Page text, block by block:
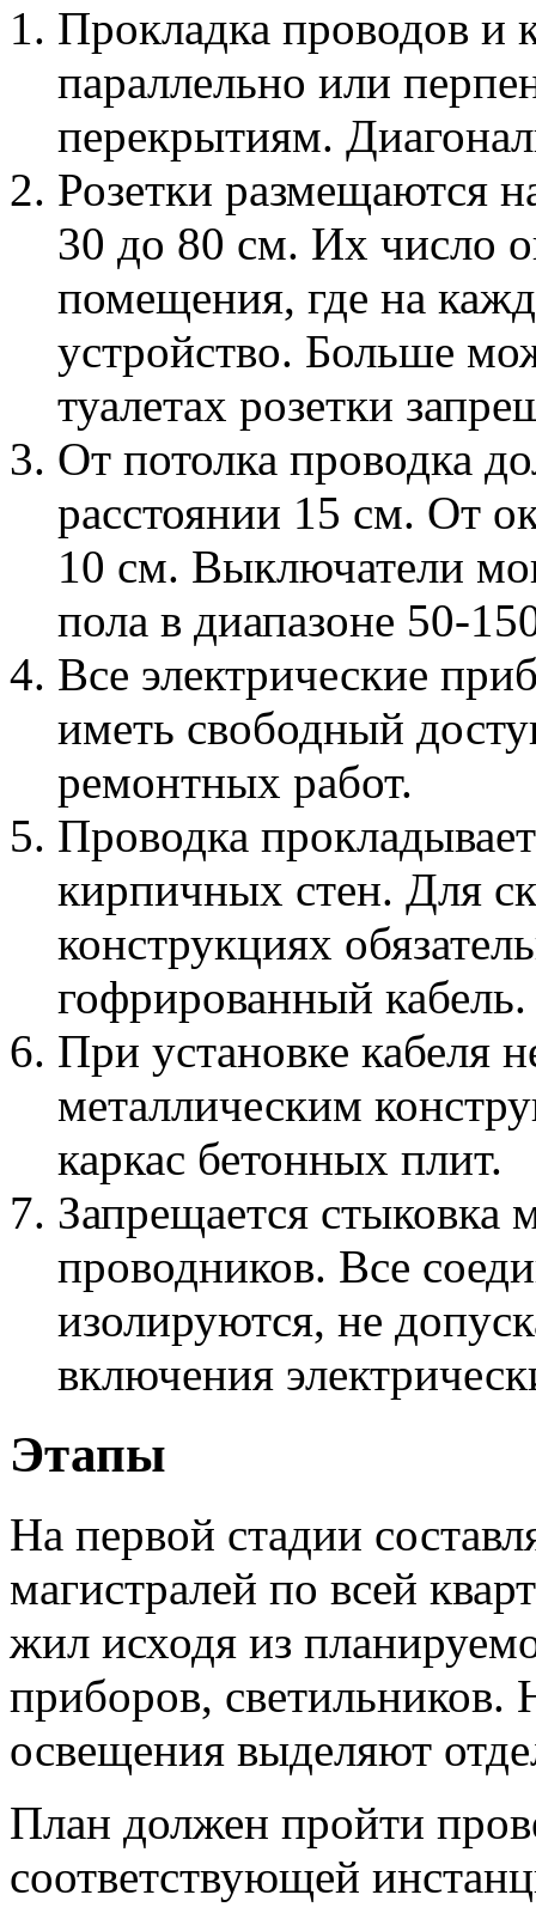
Прокладка проводов и
параллельно или
перекрытиям.
Розетки размещаются
30 до 80 см. Их число
помещения, где на
устройство. Больше
туалетах розетки
От потолка проводка
расстоянии 15 см. От
10 см. Выключатели
пола в диапазоне 50-
Все электрические
иметь свободный
ремонтных работ.
Проводка
кирпичных стен. Для
конструкциях
гофрированный кабель.
При установке кабеля
металлическим
каркас бетонных плит.
Запрещается
проводников. Все
изолируются, не
включения
Этапы
На первой стадии
магистралей по всей
жил исходя из
приборов, светильников.
освещения выделяют
План должен пройти
соответствующей